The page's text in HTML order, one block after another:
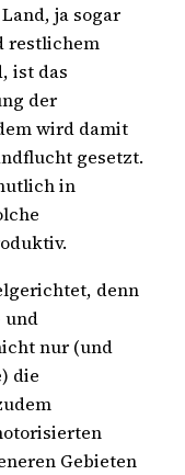
ja sogar
restlichem
ist das
der
wird damit
gesetzt.
in
denn
und
nur (und
die
Gebieten